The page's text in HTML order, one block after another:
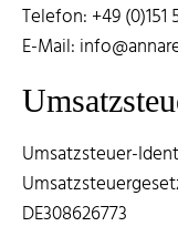
Telefon: +49 (0)151
E-Mail:
Umsatzsteuer-
DE308626773